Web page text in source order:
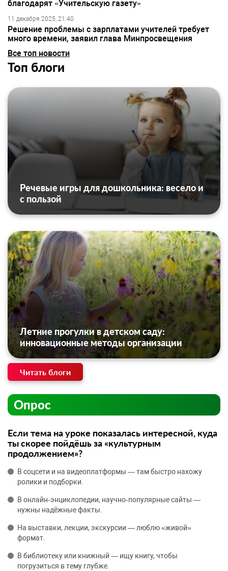
благодарят «Учительскую газету»
11 декабря 2025, 21:40
Решение проблемы с зарплатами учителей требует
много времени, заявил глава Минпросвещения
Все топ новости
Топ блоги
Речевые игры для дошкольника: весело и
с пользой
Летние прогулки в детском саду:
инновационные методы организации
Читать блоги
Опрос
Если тема на уроке показалась интересной, куда
ты скорее пойдёшь за «культурным
продолжением»?
В соцсети и на видеоплатформы — там быстро нахожу
ролики и подборки.
В онлайн‑энциклопедии, научно‑популярные сайты —
нужны надёжные факты.
На выставки, лекции, экскурсии — люблю «живой»
формат.
В библиотеку или книжный — ищу книгу, чтобы
погрузиться в тему глубже.